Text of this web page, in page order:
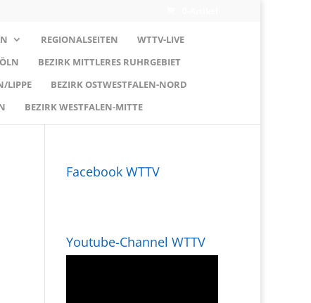
REGIONALSEITEN
WTTV-LIVE
BEZIRK MITTLERES RUHRGEBIET
LIPPE
BEZIRK OSTWESTFALEN-NORD
BEZIRK WESTFALEN-MITTE
Facebook WTTV
Youtube-Channel WTTV